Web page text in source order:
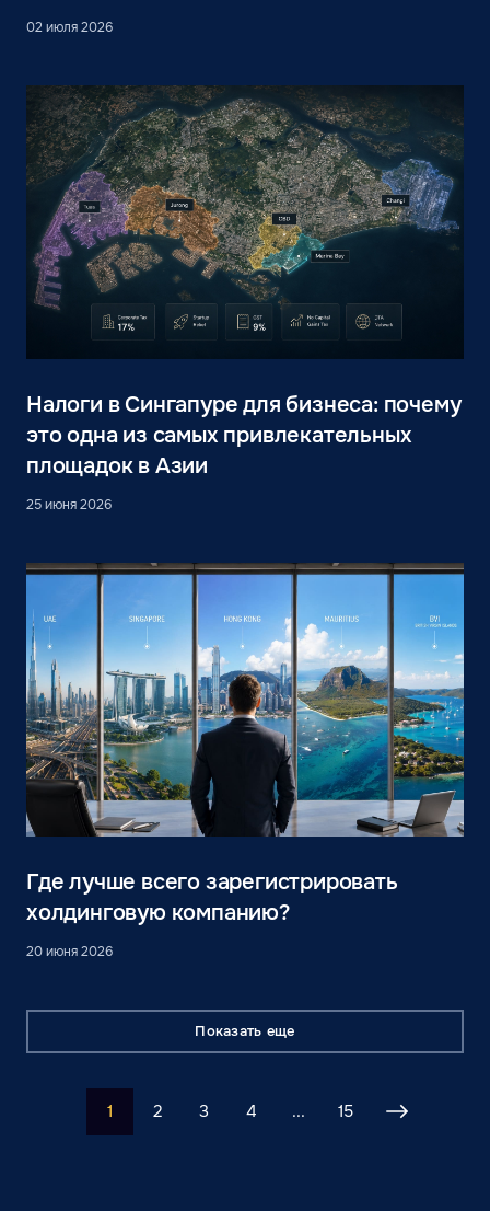
02 июля 2026
Налоги в Сингапуре для бизнеса: почему
это одна из самых привлекательных
площадок в Азии
25 июня 2026
Где лучше всего зарегистрировать
холдинговую компанию?
20 июня 2026
Показать еще
1 2 3 4 ... 15